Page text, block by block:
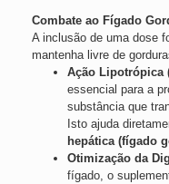
Combate ao Fígado
A inclusão de uma dose
mantenha livre de
Ação Lipotrópica
essencial para a
substância que
Isto ajuda
hepática (fígado
Otimização da
fígado, o